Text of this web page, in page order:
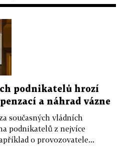
podnikatelů hrozí
a náhrad vázne
současných vládních
podnikatelů z nejvíce
o provozovatele...